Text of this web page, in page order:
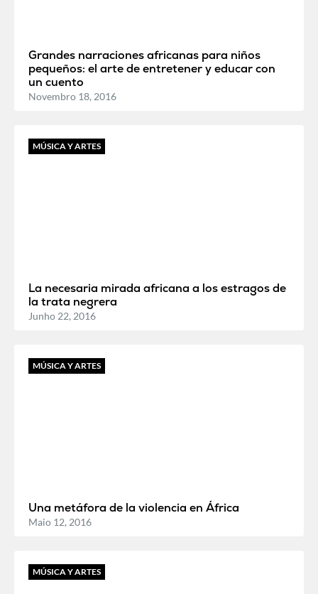
Grandes narraciones africanas para niños
pequeños: el arte de entretener y educar con
un cuento
Novembro 18, 2016
MÚSICA Y ARTES
La necesaria mirada africana a los estragos de
la trata negrera
Junho 22, 2016
MÚSICA Y ARTES
Una metáfora de la violencia en África
Maio 12, 2016
MÚSICA Y ARTES